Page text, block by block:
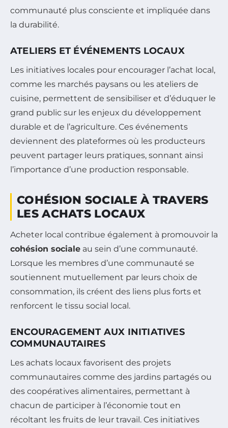
communauté plus consciente et impliquée dans
la durabilité.
ATELIERS ET ÉVÉNEMENTS LOCAUX
Les initiatives locales pour encourager l’achat local,
comme les marchés paysans ou les ateliers de
cuisine, permettent de sensibiliser et d’éduquer le
grand public sur les enjeux du développement
durable et de l’agriculture. Ces événements
deviennent des plateformes où les producteurs
peuvent partager leurs pratiques, sonnant ainsi
l’importance d’une production responsable.
COHÉSION SOCIALE À TRAVERS
LES ACHATS LOCAUX
Acheter local contribue également à promouvoir la
cohésion sociale au sein d’une communauté.
Lorsque les membres d’une communauté se
soutiennent mutuellement par leurs choix de
consommation, ils créent des liens plus forts et
renforcent le tissu social local.
ENCOURAGEMENT AUX INITIATIVES
COMMUNAUTAIRES
Les achats locaux favorisent des projets
communautaires comme des jardins partagés ou
des coopératives alimentaires, permettant à
chacun de participer à l’économie tout en
récoltant les fruits de leur travail. Ces initiatives